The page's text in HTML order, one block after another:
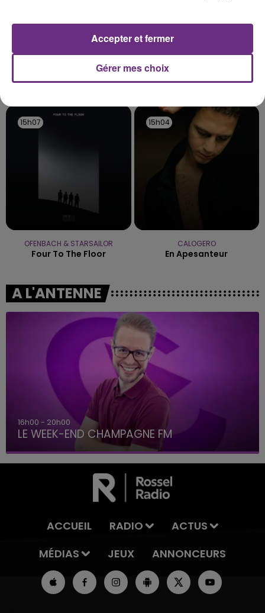
C'était l'une des institutions du centre-ville
rémois. Le magasin JouéClub est contraint de
TITRES DIFFUSÉS
15h07
15h07
OFENBACH & STARSAILOR
Four To The Floor
15h04
15h04
CALOGERO
En Apesanteur
A L'ANTENNE
7h00 - 12h00
LE WEEK-END CHAMPAGNE FM
ACCUEIL RADIO
ACTUS
MÉDIAS
JEUX ANNONCEURS
Gérer mes choix
Accepter et fermer